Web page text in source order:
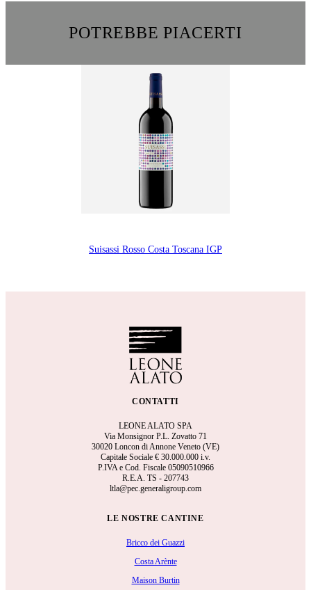
POTREBBE PIACERTI
Suisassi Rosso Costa Toscana IGP
CONTATTI
LEONE ALATO SPA
Via Monsignor P.L. Zovatto 71
30020 Loncon di Annone Veneto (VE)
Capitale Sociale € 30.000.000 i.v.
P.IVA e Cod. Fiscale 05090510966
R.E.A. TS - 207743
ltla@pec.generaligroup.com
LE NOSTRE CANTINE
Bricco dei Guazzi
Costa Arènte
Maison Burtin